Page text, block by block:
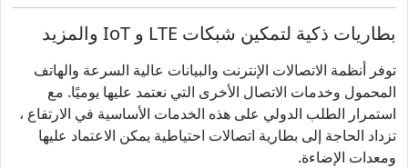
بطاريات ذكية لتمكين شبكات LTE و IoT والمزيد
توفر أنظمة الاتصالات الإنترنت والبيانات عالية السرعة والهاتف
المحمول وخدمات الاتصال الأخرى التي نعتمد عليها يوميًا. مع
استمرار الطلب الدولي على هذه الخدمات الأساسية في الارتفاع ،
تزداد الحاجة إلى بطارية اتصالات احتياطية يمكن الاعتماد عليها
ومعدات الإضاءة.